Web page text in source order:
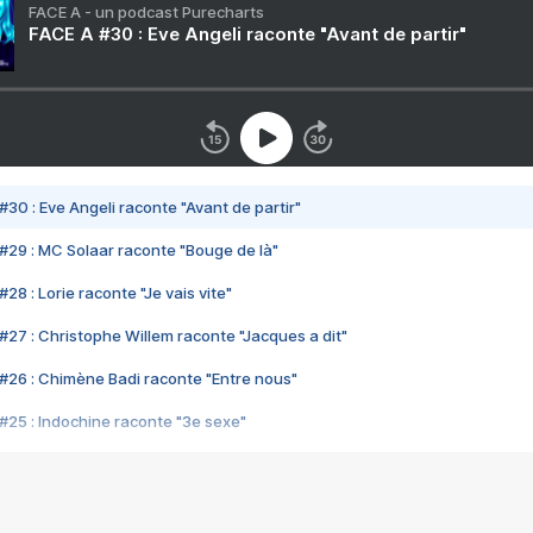
FACE A - un podcast Purecharts
FACE A #30 : Eve Angeli raconte "Avant de partir"
#30 : Eve Angeli raconte "Avant de partir"
#29 : MC Solaar raconte "Bouge de là"
#28 : Lorie raconte "Je vais vite"
#27 : Christophe Willem raconte "Jacques a dit"
#26 : Chimène Badi raconte "Entre nous"
#25 : Indochine raconte "3e sexe"